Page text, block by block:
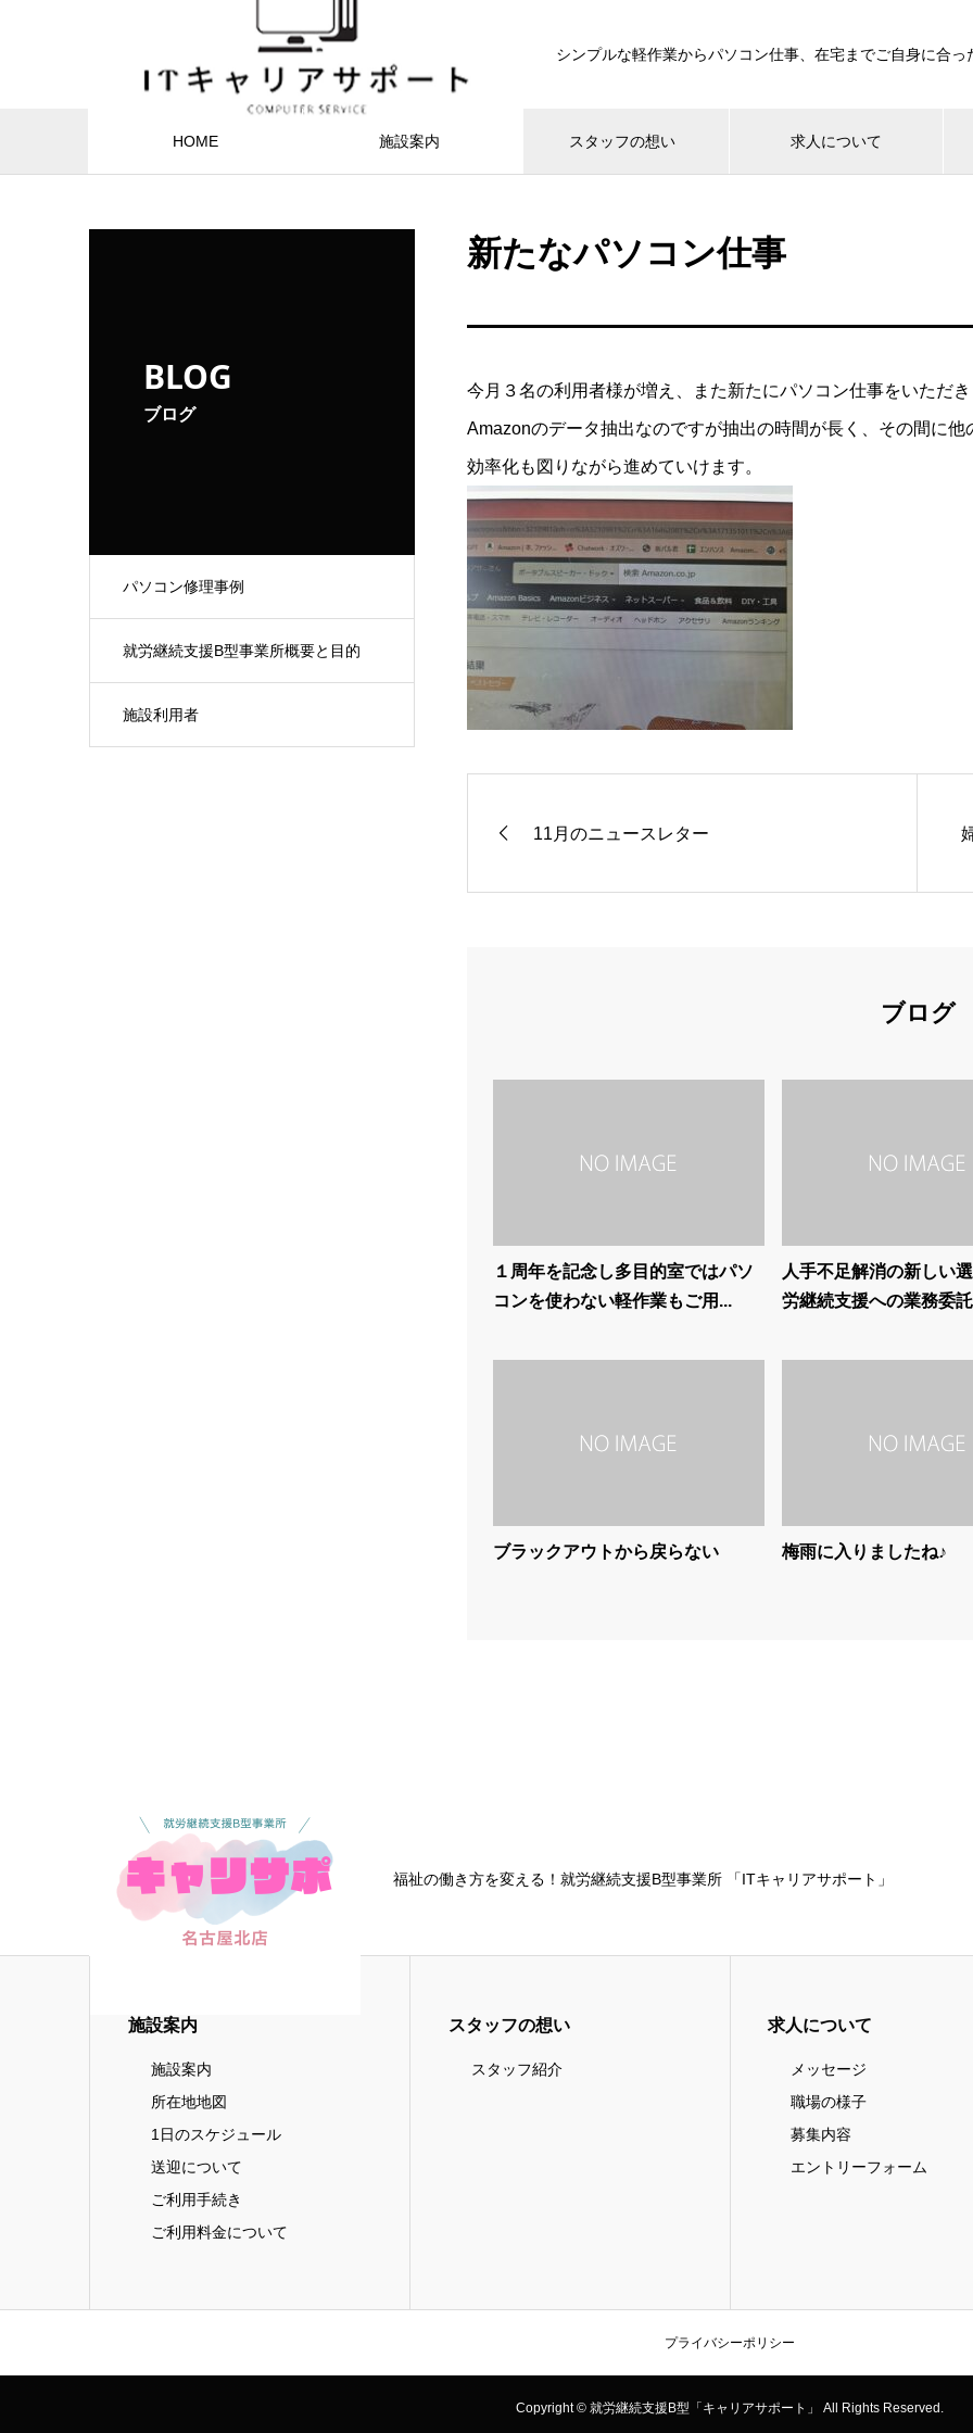
シンプルな軽作業からパソコン仕事、在宅までご自身に合
HOME 施設案内 スタッフの想い 求人について
BLOG
ブログ
パソコン修理事例
就労継続支援B型事業所概要と目的
施設利用者
新たなパソコン仕事
今月３名の利用者様が増え、また新たにパソコン仕事をいただき
Amazonのデータ抽出なのですが抽出の時間が長く、その間に他
効率化も図りながら進めていけます。
11月のニュースレター
ブログ
１周年を記念し多目的室ではパソ
コンを使わない軽作業もご用...
人手不足解消の新しい
労継続支援への業務委託
ブラックアウトから戻らない 梅雨に入りましたね♪
福祉の働き方を変える！就労継続支援B型事業所 「ITキャリアサポート」
施設案内
施設案内
所在地地図
1日のスケジュール
送迎について
ご利用手続き
ご利用料金について
スタッフの想い
スタッフ紹介
求人について
メッセージ
職場の様子
募集内容
エントリーフォーム
プライバシーポリシー
Copyright © 就労継続支援B型「キャリアサポート」 All Rights Reserved.